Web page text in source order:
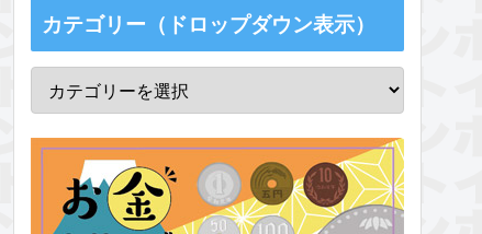
カテゴリー（ドロップダウン表示）